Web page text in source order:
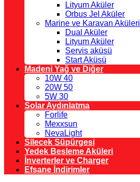
Lityum Aküler
Orbus Jel Aküler
Marine ve Karavan Aküleri
Dual Aküler
Lityum Aküler
Servis aküsü
Start Aküsü
Madeni Yağ ve Diğer
10W 40
20W 50
5W 30
Solar Aydınlatma
Forlife
Mexxsun
NevaLight
Silecek Süpürgesi
Yedek Besleme Aküleri
İnverterler ve Charger
Efsane İndirimler